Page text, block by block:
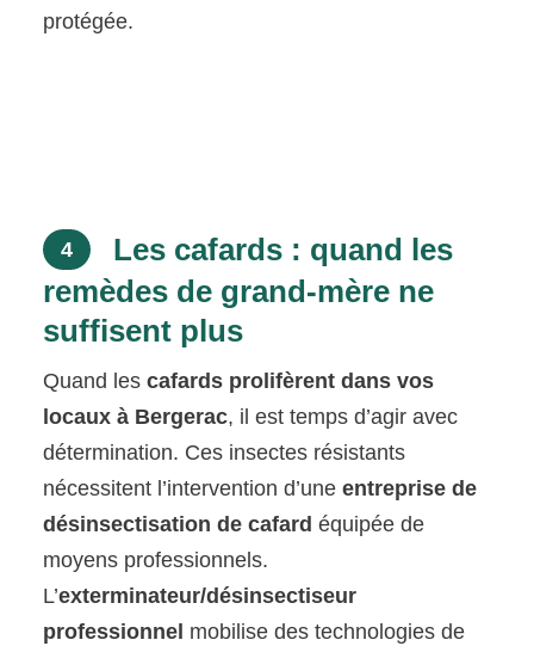
protégée.
4
Les cafards : quand les
remèdes de grand-mère ne
suffisent plus
Quand lescafards prolifèrent dans vos
locaux à Bergerac, il est temps d’agir avec
détermination. Ces insectes résistants
nécessitent l’intervention d’uneentreprise de
désinsectisation de cafard équipée de
moyens professionnels.
L’exterminateur/désinsectiseur
professionnel mobilise des technologies de